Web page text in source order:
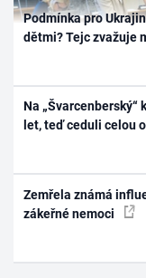
Podmínka pro
dětmi? Tejc zvažuje
Na „Švarcenberský“
let, teď ceduli celou
Zemřela známá
zákeřné nemoci